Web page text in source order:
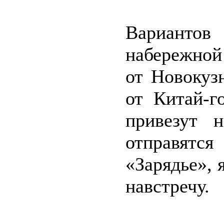
Вариантов
от
от Китай-
«Зарядье»,
навстречу.